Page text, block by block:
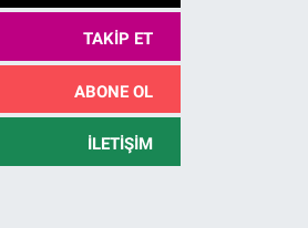
TAKIP ET
ABONE OL
İLETIŞIM